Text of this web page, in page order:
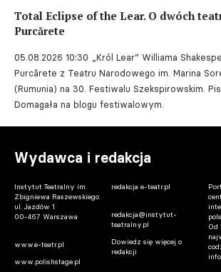
Total Eclipse of the Lear. O dwóch
Purcărete
05.08.2026 10:30
„Król Lear” Williama
Purcărete z Teatru Narodowego im. Marina
(Rumunia) na 30. Festiwalu Szekspirowskim.
Domagała na blogu festiwalowym.
Wydawca i redakcja
Instytut Teatralny im.
Zbigniewa Raszewskiego
ul. Jazdów 1
00-467 Warszawa
www.e-teatr.pl
www.polishstage.pl
redakcja e-teatr.pl
redakcja@instytut-
teatralny.pl
Dowiedz się więcej o
redakcji
Od